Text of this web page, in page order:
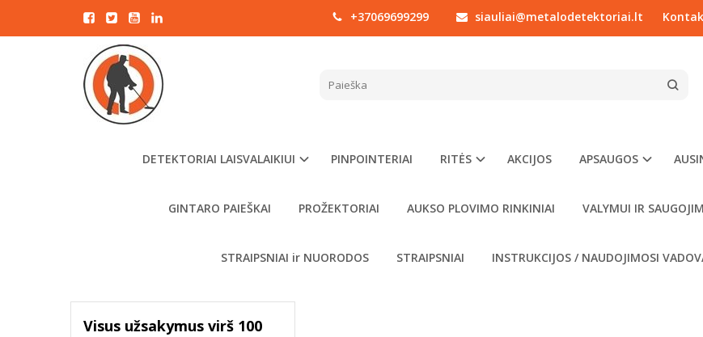
+37069699299 siauliai@metalodetektoriai.lt
DETEKTORIAI LAISVALAIKIUI PINPOINTERIAI RITĖS AKCIJOS APSAUGOS
GINTARO PAIEŠKAI PROŽEKTORIAI AUKSO PLOVIMO RINKINIAI VALYMUI IR
STRAIPSNIAI ir NUORODOS STRAIPSNIAI INSTRUKCIJOS / NAUDOJIMOSI
KASIMO ĮRANKIAI
Kasimo įrankiai detektoristams –
greitai užpilti duobutę. Povandeninei paieškai
FILTRAVIMAS
Kaina
€
Visus užsakymus virš 100